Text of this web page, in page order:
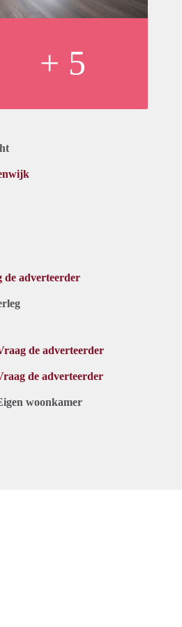
stoffering (vloer en
kan er sprake zijn van een
+ 5
de adverteerder
de adverteerder
de adverteerder
woonkamer